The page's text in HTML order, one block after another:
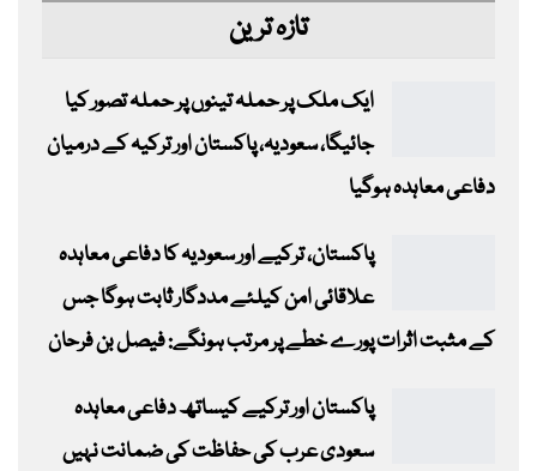
تازہ ترین
ایک ملک پر حملہ تینوں پر حملہ تصور کیا
جائیگا، سعودیہ، پاکستان اور ترکیہ کے درمیان
دفاعی معاہدہ ہوگیا
پاکستان، ترکیے اور سعودیہ کا دفاعی معاہدہ
علاقائی امن کیلئے مددگار ثابت ہوگا جس
کے مثبت اثرات پورے خطے پر مرتب ہونگے: فیصل بن فرحان
پاکستان اور ترکیے کیساتھ دفاعی معاہدہ
سعودی عرب کی حفاظت کی ضمانت نہیں